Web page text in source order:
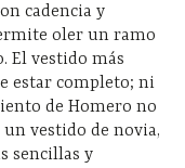
cadencia y
oler un ramo
El vestido más
estar completo; ni
de Homero no
vestido de novia,
sencillas y